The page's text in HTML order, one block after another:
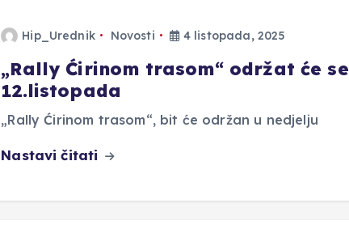
Hip_Urednik Novosti 4 listopada, 2025
„Rally Ćirinom trasom“ održat će se
12.listopada
„Rally Ćirinom trasom“, bit će održan u nedjelju
Nastavi čitati